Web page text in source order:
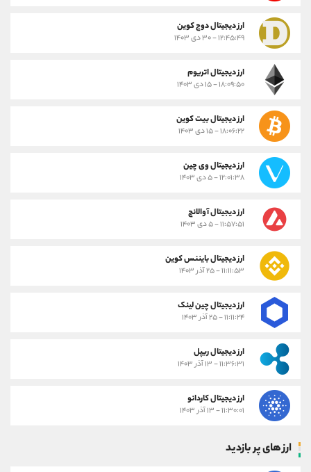
ارز دیجیتال دوج کوین
۱۲:۴۵:۴۹ - ۳۰ دی ۱۴۰۳
ارز دیجیتال اتریوم
۱۸:۰۹:۵۰ - ۱۵ دی ۱۴۰۳
ارز دیجیتال بیت کوین
۱۸:۰۶:۲۲ - ۱۵ دی ۱۴۰۳
ارز دیجیتال وی چین
۱۲:۰۱:۳۸ - ۵ دی ۱۴۰۳
ارز دیجیتال آوالانچ
۱۱:۵۷:۵۱ - ۵ دی ۱۴۰۳
ارز دیجیتال بایننس کوین
۱۱:۱۱:۵۳ - ۲۵ آذر ۱۴۰۳
ارز دیجیتال چین لینک
۱۱:۱۱:۲۴ - ۲۵ آذر ۱۴۰۳
ارز دیجیتال ریپل
۱۱:۳۶:۳۱ - ۱۳ آذر ۱۴۰۳
ارز دیجیتال کاردانو
۱۱:۳۰:۰۱ - ۱۳ آذر ۱۴۰۳
ارز های پر بازدید